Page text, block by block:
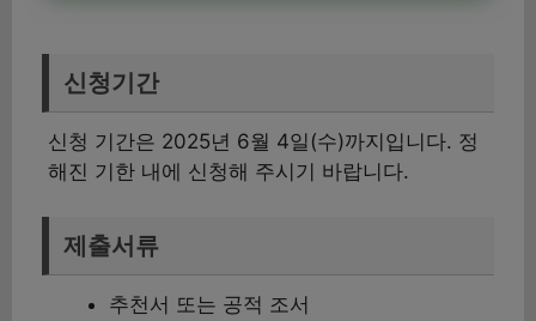
신청기간
신청 기간은 2025년 6월 4일(수)까지입니다. 정
해진 기한 내에 신청해 주시기 바랍니다.
제출서류
추천서 또는 공적 조서